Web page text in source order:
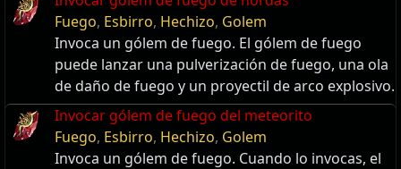
Fuego, Esbirro, Hechizo, Golem
Invoca un gólem de fuego. El gólem de fuego
puede lanzar una pulverización de fuego, una ola
de daño de fuego y un proyectil de arco explosivo.
Invocar gólem de fuego del meteorito
Fuego, Esbirro, Hechizo, Golem
Invoca un gólem de fuego. Cuando lo invocas, el